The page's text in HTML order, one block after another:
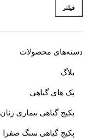
فیلتر
دسته‌های محصولات
بلاگ
پک های گیاهی
پکیج گیاهی بیماری زنان
پکیج گیاهی سنگ صفرا